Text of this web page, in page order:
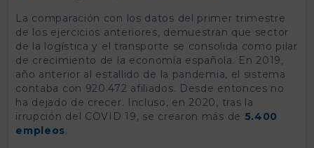
La comparación con los datos del primer trimestre
de los ejercicios anteriores, demuestran que sector
de la logística y el transporte se consolida como pilar
de crecimiento de la economía española. En 2019,
año anterior al estallido de la pandemia, el sistema
contaba con 920.472 afiliados. Desde entonces no
ha dejado de crecer. Incluso, en 2020, tras la
irrupción del COVID 19, se crearon más de 5.400
empleos.